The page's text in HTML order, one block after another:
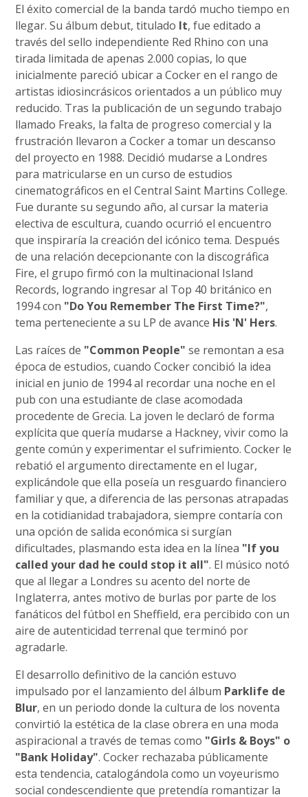
El éxito comercial de la banda tardó mucho tiempo en
llegar. Su álbum debut, titulado It, fue editado a
través del sello independiente Red Rhino con una
tirada limitada de apenas 2.000 copias, lo que
inicialmente pareció ubicar a Cocker en el rango de
artistas idiosincrásicos orientados a un público muy
reducido. Tras la publicación de un segundo trabajo
llamado Freaks, la falta de progreso comercial y la
frustración llevaron a Cocker a tomar un descanso
del proyecto en 1988. Decidió mudarse a Londres
para matricularse en un curso de estudios
cinematográficos en el Central Saint Martins College.
Fue durante su segundo año, al cursar la materia
electiva de escultura, cuando ocurrió el encuentro
que inspiraría la creación del icónico tema. Después
de una relación decepcionante con la discográfica
Fire, el grupo firmó con la multinacional Island
Records, logrando ingresar al Top 40 británico en
1994 con "Do You Remember The First Time?",
tema perteneciente a su LP de avance His 'N' Hers.
Las raíces de "Common People" se remontan a esa
época de estudios, cuando Cocker concibió la idea
inicial en junio de 1994 al recordar una noche en el
pub con una estudiante de clase acomodada
procedente de Grecia. La joven le declaró de forma
explícita que quería mudarse a Hackney, vivir como la
gente común y experimentar el sufrimiento. Cocker le
rebatió el argumento directamente en el lugar,
explicándole que ella poseía un resguardo financiero
familiar y que, a diferencia de las personas atrapadas
en la cotidianidad trabajadora, siempre contaría con
una opción de salida económica si surgían
dificultades, plasmando esta idea en la línea "If you
called your dad he could stop it all". El músico notó
que al llegar a Londres su acento del norte de
Inglaterra, antes motivo de burlas por parte de los
fanáticos del fútbol en Sheffield, era percibido con un
aire de autenticidad terrenal que terminó por
agradarle.
El desarrollo definitivo de la canción estuvo
impulsado por el lanzamiento del álbum Parklife de
Blur, en un periodo donde la cultura de los noventa
convirtió la estética de la clase obrera en una moda
aspiracional a través de temas como "Girls & Boys" o
"Bank Holiday". Cocker rechazaba públicamente
esta tendencia, catalogándola como un voyeurismo
social condescendiente que pretendía romantizar la